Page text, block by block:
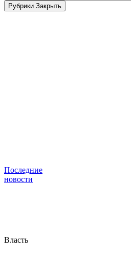
Рубрики Закрыть
Последние
новости
Власть